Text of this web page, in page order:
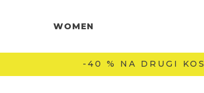
WOMEN
-40 % NA DRUGI KOS